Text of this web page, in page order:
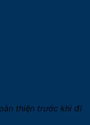
thiện trước khi đi